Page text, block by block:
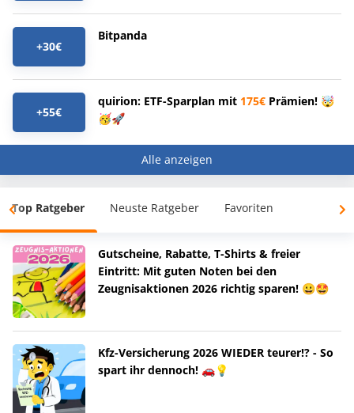
+30€
Bitpanda
+55€
quirion: ETF-Sparplan mit 175€ Prämien! 🤯
🥳🚀
Alle anzeigen
Top Ratgeber Neuste Ratgeber Favoriten
Gutscheine, Rabatte, T-Shirts & freier
Eintritt: Mit guten Noten bei den
Zeugnisaktionen 2026 richtig sparen! 😀🤩
Kfz-Versicherung 2026 WIEDER teurer!? - So
spart ihr dennoch! 🚗💡